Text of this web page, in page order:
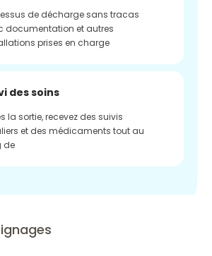
de décharge sans tracas
documentation et autres
prises en charge
des soins
la sortie, recevez des suivis
et des médicaments tout au
de